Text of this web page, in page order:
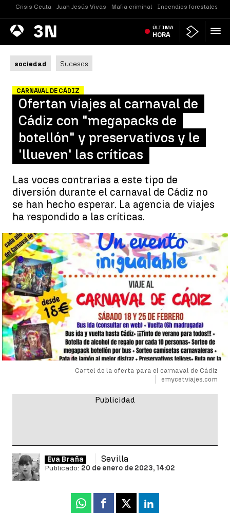
Crisis Ceuta Juan Jesús Vivas Mafia criminal Incendios forestales
Antena
3 Noticias ÚLTIMA
HORA
sociedad Sucesos
CARNAVAL DE CÁDIZ
Ofertan viajes al carnaval de
Cádiz con "megapacks de
botellón" y preservativos y le
'llueven' las críticas
Las voces contrarias a este tipo de
diversión durante el carnaval de Cádiz no
se han hecho esperar. La agencia de viajes
ha respondido a las críticas.
Cartel de la oferta para el carnaval de Cádiz
emycetviajes.com
Eva Braña Sevilla
Publicado: 20 de enero de 2023, 14:02
Whatsapp
Facebook
X Linkedin